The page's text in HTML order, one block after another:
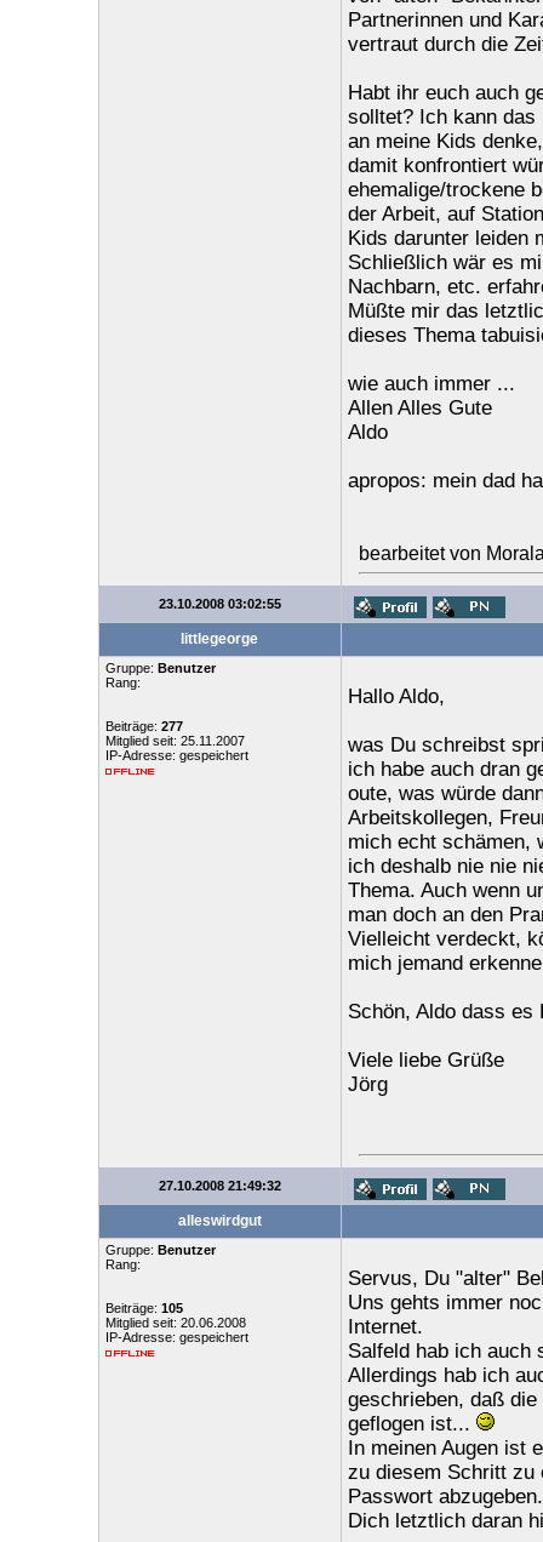
Partnerinnen und
vertraut durch die
Habt ihr euch auch
solltet? Ich kann
an meine Kids
damit konfrontiert
ehemalige/trockene
der Arbeit, auf
Kids darunter leiden
Schließlich wär es
Nachbarn, etc.
Müßte mir das
dieses Thema
wie auch immer ...
Allen Alles Gute
Aldo
apropos: mein dad
bearbeitet von
23.10.2008 03:02:55
littlegeorge
Gruppe: Benutzer
Rang:
Beiträge: 277
Mitglied seit: 25.11.2007
IP-Adresse: gespeichert
Hallo Aldo,
was Du schreibst
ich habe auch dran
oute, was würde
Arbeitskollegen,
mich echt schämen,
ich deshalb nie nie
Thema. Auch wenn
man doch an den
Vielleicht verdeckt,
mich jemand
Schön, Aldo dass
Viele liebe Grüße
Jörg
27.10.2008 21:49:32
alleswirdgut
Gruppe: Benutzer
Rang:
Beiträge: 105
Mitglied seit: 20.06.2008
IP-Adresse: gespeichert
Servus, Du "alter"
Uns gehts immer
Internet.
Salfeld hab ich auch
Allerdings hab ich
geschrieben, daß
geflogen ist...
In meinen Augen ist
zu diesem Schritt zu
Passwort
Dich letztlich daran